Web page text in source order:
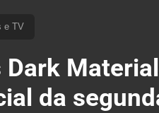
e TV
Dark
da